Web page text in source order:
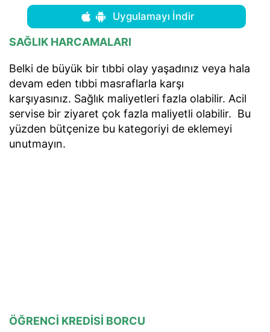
Uygulamayı İndir
SAĞLIK HARCAMALARI
Belki de büyük bir tıbbi olay yaşadınız veya hala
devam eden tıbbi masraflarla karşı
karşıyasınız. Sağlık maliyetleri fazla olabilir. Acil
servise bir ziyaret çok fazla maliyetli olabilir. Bu
yüzden bütçenize bu kategoriyi de eklemeyi
unutmayın.
ÖĞRENCİ KREDİSİ BORCU